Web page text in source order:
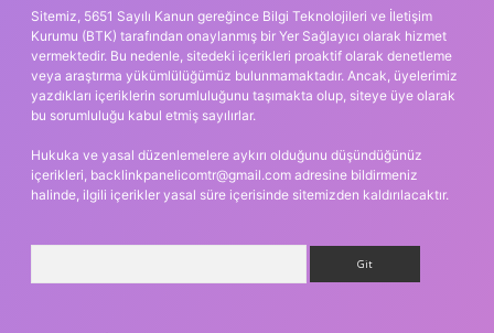
Sitemiz, 5651 Sayılı Kanun gereğince Bilgi Teknolojileri ve İletişim
Kurumu (BTK) tarafından onaylanmış bir Yer Sağlayıcı olarak hizmet
vermektedir. Bu nedenle, sitedeki içerikleri proaktif olarak denetleme
veya araştırma yükümlülüğümüz bulunmamaktadır. Ancak, üyelerimiz
yazdıkları içeriklerin sorumluluğunu taşımakta olup, siteye üye olarak
bu sorumluluğu kabul etmiş sayılırlar.
Hukuka ve yasal düzenlemelere aykırı olduğunu düşündüğünüz
içerikleri, backlinkpanelicomtr@gmail.com adresine bildirmeniz
halinde, ilgili içerikler yasal süre içerisinde sitemizden kaldırılacaktır.